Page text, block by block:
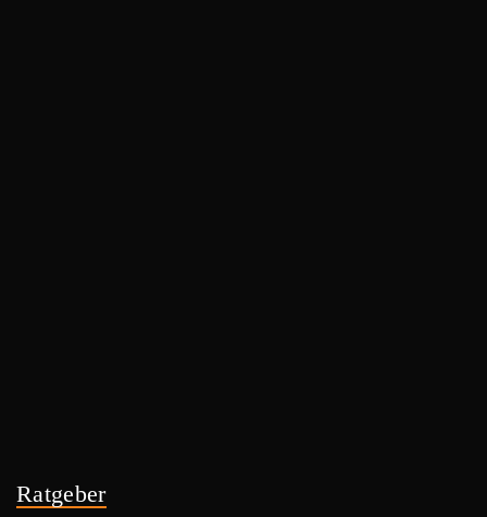
Ratgeber